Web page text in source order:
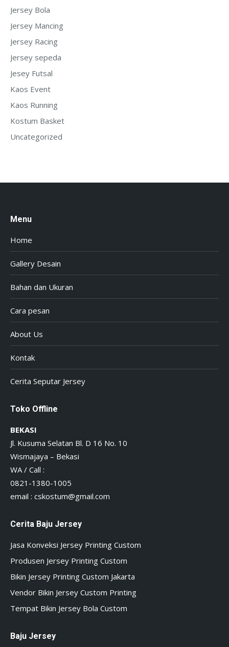
Jersey Bola
Jersey Mancing
Jersey Racing
Jersey sepeda
Jesey Futsal
Kaos Event
Kaos Running
Kostum Basket
Uncategorized
Menu
Home
Gallery Desain
Bahan dan Ukuran
Cara pesan
About Us
Kontak
Cerita Seputar Jersey
Toko Offline
BEKASI
Jl. Kusuma Selatan Bl. D 16 No. 10
Wismajaya – Bekasi
WA / Call :
0821-1380-1005
email : cskostum@gmail.com
Cerita Baju Jersey
Jasa Konveksi Jersey Printing Custom
Produsen Jersey Printing Custom
Bikin Jersey Printing Custom Jakarta
Vendor Bikin Jersey Custom Printing
Tempat Bikin Jersey Bola Custom
Baju Jersey